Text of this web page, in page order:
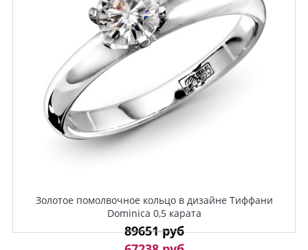
Золотое помолвочное кольцо в дизайне Тиффани
Dominica 0,5 карата
89651 руб